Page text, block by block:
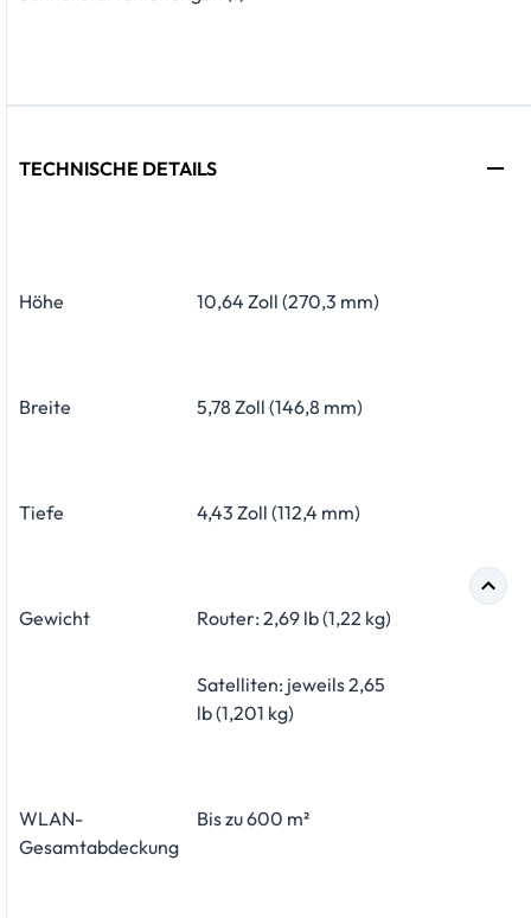
TECHNISCHE DETAILS
Höhe 10,64 Zoll (270,3 mm)
Breite 5,78 Zoll (146,8 mm)
Tiefe 4,43 Zoll (112,4 mm)
Gewicht Router: 2,69 lb (1,22 kg)
Satelliten: jeweils 2,65
lb (1,201 kg)
WLAN-
Gesamtabdeckung
Bis zu 600 m²